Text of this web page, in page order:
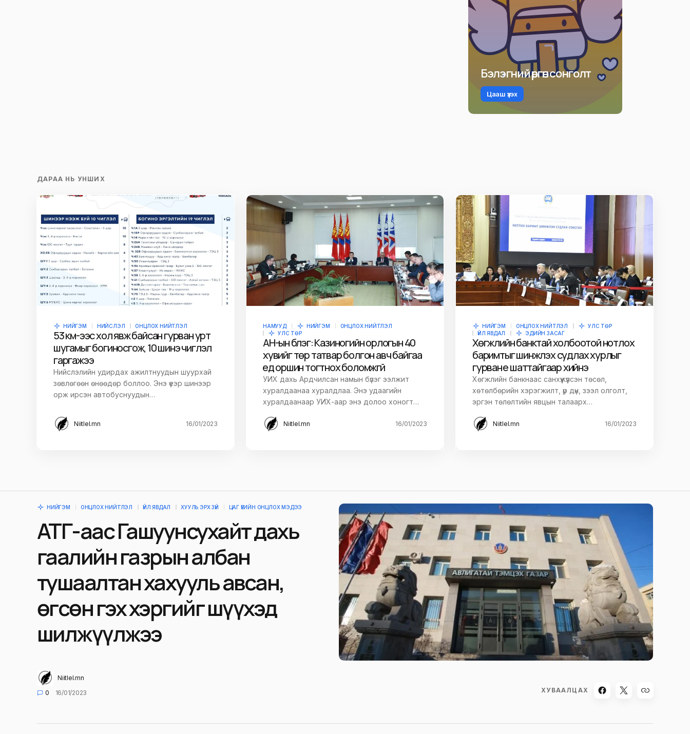
Илгээх
Бэлэгний өргөн сонголт
Цааш үзэх
ДАРАА НЬ УНШИХ
НИЙГЭМ НИЙСЛЭЛ ОНЦЛОХ НИЙТЛЭЛ
53 км-ээс хол явж байсан гурван урт
шугамыг богиносгож, 10 шинэ чиглэл
гаргажээ
Нийслэлийн удирдах ажилтнуудын шуурхай
зөвлөгөөн өнөөдөр боллоо. Энэ үеэр шинээр
орж ирсэн автобуснуудын…
Niitlel.mn 16/01/2023
НАМУУД НИЙГЭМ
ОНЦЛОХ НИЙТЛЭЛ
УЛС ТӨР
АН-ын бүлэг: Казиногийн орлогын 40
хувийг төр татвар болгон авч байгаа
үед оршин тогтнох боломжгүй
УИХ дахь Ардчилсан намын бүлэг ээлжит
хуралдаанаа хуралдлаа. Энэ удаагийн
хуралдаанаар УИХ-аар энэ долоо хоногт…
Niitlel.mn 16/01/2023
НИЙГЭМ ОНЦЛОХ НИЙТЛЭЛ
УЛС ТӨР
ҮЙЛ ЯВДАЛ
ЭДИЙН ЗАСАГ
Хөгжлийн банктай холбоотой нотлох
баримтыг шинжлэх судлах хурлыг
гурван үе шаттайгаар хийнэ
Хөгжлийн банкнаас санхүүжүүлсэн төсөл,
хөтөлбөрийн хэрэгжилт, үр дүн, зээл олголт,
эргэн төлөлтийн явцын талаарх…
Niitlel.mn 16/01/2023
НИЙГЭМ ОНЦЛОХ НИЙТЛЭЛ ҮЙЛ ЯВДАЛ ХУУЛЬ ЭРХ ЗҮЙ ЦАГ ҮЕИЙН ОНЦЛОХ МЭДЭЭ
АТГ-аас Гашуунсухайт дахь
гаалийн газрын албан
тушаалтан хахууль авсан,
өгсөн гэх хэргийг шүүхэд
шилжүүлжээ
Niitlel.mn
0
16/01/2023 ХУВААЛЦАХ